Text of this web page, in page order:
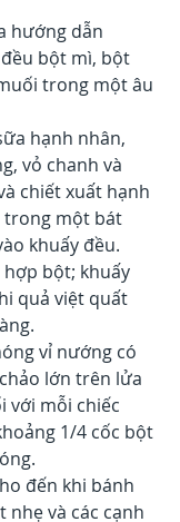
hướng dẫn
bột mì, bột
trong một âu
hạnh nhân,
vỏ chanh và
chiết xuất hạnh
trong một bát
khuấy đều.
bột; khuấy
quả việt quất
vỉ nướng có
lớn trên lửa
với mỗi chiếc
1/4 cốc bột
đến khi bánh
nhẹ và các cạnh